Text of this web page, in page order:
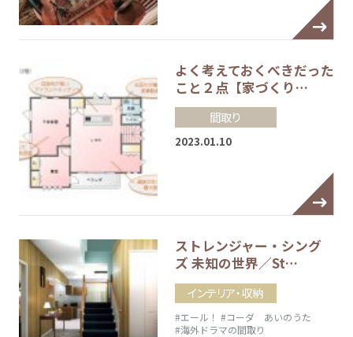
よく考えておくべきだった
こと２点【家づくり…
間取り
2023.01.10
ストレンジャー・シング
ズ 未知の世界／St…
インテリア・収納
#エール！ #コーダ あいのうた
#海外ドラマの間取り